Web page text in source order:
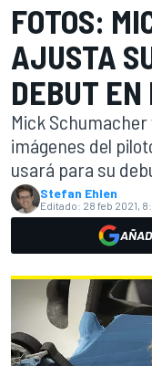
FOTOS:
AJUSTA
DEBUT EN
Mick
imágenes del
usará para su
Stefan Ehlen
Editado: 28 feb 2021,